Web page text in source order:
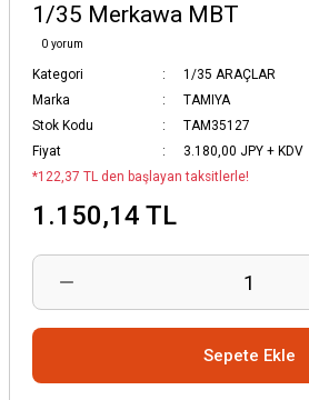
1/35 Merkawa MBT
0 yorum
Kategori
1/35 ARAÇLAR
Marka
TAMIYA
Stok Kodu
TAM35127
Fiyat
3.180,00 JPY + KDV
*122,37 TL den başlayan taksitlerle!
1.150,14 TL
Sepete Ekle